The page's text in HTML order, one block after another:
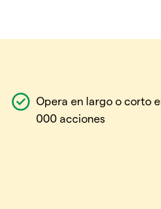
Opera en largo o corto
000 acciones